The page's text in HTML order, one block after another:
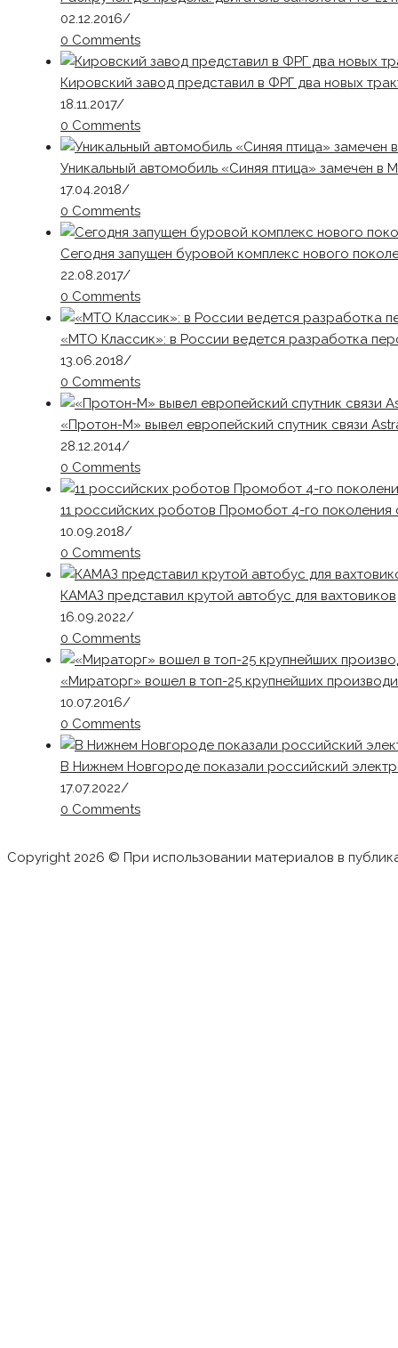
02.12.2016/
0 Comments
Кировский завод представил в ФРГ два новых
18.11.2017/
0 Comments
Уникальный автомобиль «Синяя птица» замечен в
17.04.2018/
0 Comments
Сегодня запущен буровой комплекс нового
22.08.2017/
0 Comments
«МТО Классик»: в России ведется разработка
13.06.2018/
0 Comments
«Протон-М» вывел европейский спутник связи
28.12.2014/
0 Comments
11 российских роботов Промобот 4-го
10.09.2018/
0 Comments
КАМАЗ представил крутой автобус для вахтовиков
16.09.2022/
0 Comments
«Мираторг» вошел в топ-25 крупнейших
10.07.2016/
0 Comments
В Нижнем Новгороде показали российский
17.07.2022/
0 Comments
Copyright 2026 © При использовании материалов в